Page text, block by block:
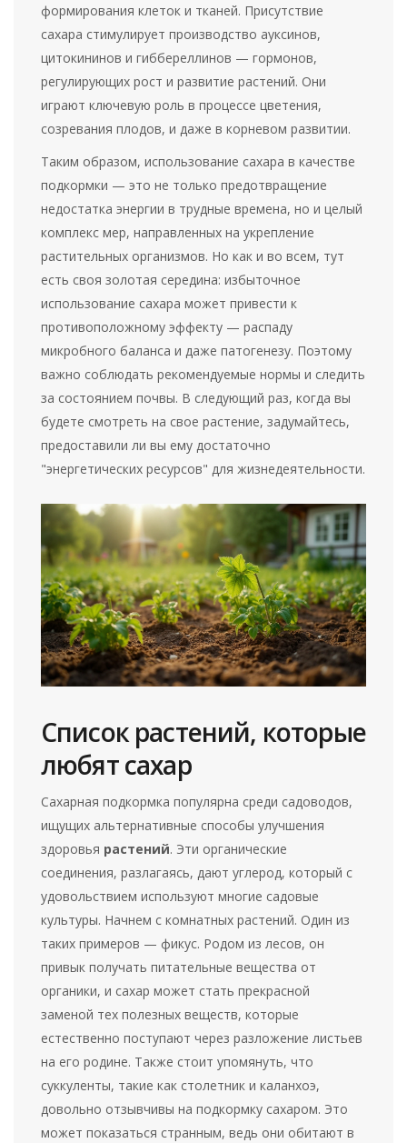
формирования клеток и тканей. Присутствие
сахара стимулирует производство ауксинов,
цитокининов и гиббереллинов — гормонов,
регулирующих рост и развитие растений. Они
играют ключевую роль в процессе цветения,
созревания плодов, и даже в корневом развитии.
Таким образом, использование сахара в качестве
подкормки — это не только предотвращение
недостатка энергии в трудные времена, но и целый
комплекс мер, направленных на укрепление
растительных организмов. Но как и во всем, тут
есть своя золотая середина: избыточное
использование сахара может привести к
противоположному эффекту — распаду
микробного баланса и даже патогенезу. Поэтому
важно соблюдать рекомендуемые нормы и следить
за состоянием почвы. В следующий раз, когда вы
будете смотреть на свое растение, задумайтесь,
предоставили ли вы ему достаточно
"энергетических ресурсов" для жизнедеятельности.
Список растений, которые
любят сахар
Сахарная подкормка популярна среди садоводов,
ищущих альтернативные способы улучшения
здоровья растений. Эти органические
соединения, разлагаясь, дают углерод, который с
удовольствием используют многие садовые
культуры. Начнем с комнатных растений. Один из
таких примеров — фикус. Родом из лесов, он
привык получать питательные вещества от
органики, и сахар может стать прекрасной
заменой тех полезных веществ, которые
естественно поступают через разложение листьев
на его родине. Также стоит упомянуть, что
суккуленты, такие как столетник и каланхоэ,
довольно отзывчивы на подкормку сахаром. Это
может показаться странным, ведь они обитают в